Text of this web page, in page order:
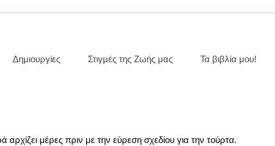
Δημιουργίες Στιγμές της Ζωής μας Τα βιβλία μου!
μέρες πριν με την εύρεση σχεδίου για την τούρτα.